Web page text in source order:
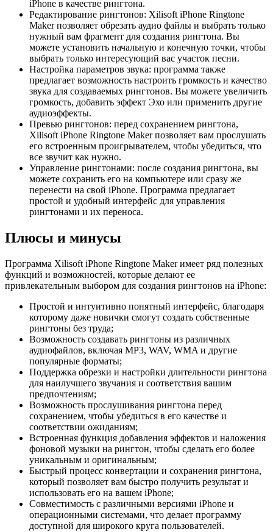
iPhone в качестве рингтона.
Редактирование рингтонов: Xilisoft iPhone Ringtone
Maker позволяет обрезать аудио файлы и выбрать только
нужный вам фрагмент для создания рингтона. Вы
можете установить начальную и конечную точки, чтобы
выбрать только интересующий вас участок песни.
Настройка параметров звука: программа также
предлагает возможность настроить громкость и качество
звука для создаваемых рингтонов. Вы можете увеличить
громкость, добавить эффект Эхо или применить другие
аудиоэффекты.
Превью рингтонов: перед сохранением рингтона,
Xilisoft iPhone Ringtone Maker позволяет вам прослушать
его встроенным проигрывателем, чтобы убедиться, что
все звучит как нужно.
Управление рингтонами: после создания рингтона, вы
можете сохранить его на компьютере или сразу же
перенести на свой iPhone. Программа предлагает
простой и удобный интерфейс для управления
рингтонами и их переноса.
Плюсы и минусы
Программа Xilisoft iPhone Ringtone Maker имеет ряд полезных
функций и возможностей, которые делают ее
привлекательным выбором для создания рингтонов на iPhone:
Простой и интуитивно понятный интерфейс, благодаря
которому даже новички смогут создать собственные
рингтоны без труда;
Возможность создавать рингтоны из различных
аудиофайлов, включая MP3, WAV, WMA и другие
популярные форматы;
Поддержка обрезки и настройки длительности рингтона
для наилучшего звучания и соответствия вашим
предпочтениям;
Возможность прослушивания рингтона перед
сохранением, чтобы убедиться в его качестве и
соответствии ожиданиям;
Встроенная функция добавления эффектов и наложения
фоновой музыки на рингтон, чтобы сделать его более
уникальным и оригинальным;
Быстрый процесс конвертации и сохранения рингтона,
который позволяет вам быстро получить результат и
использовать его на вашем iPhone;
Совместимость с различными версиями iPhone и
операционными системами, что делает программу
доступной для широкого круга пользователей.